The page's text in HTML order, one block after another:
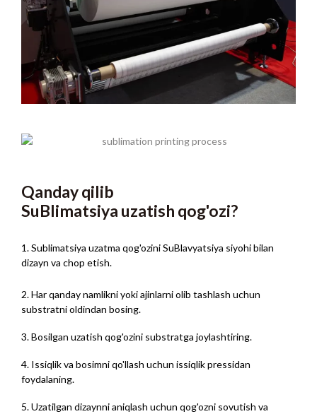
Qanday qilib
SuBlimatsiya uzatish qog'ozi?
1. Sublimatsiya uzatma qog'ozini SuBlavyatsiya siyohi bilan
dizayn va chop etish.
2. Har qanday namlikni yoki ajinlarni olib tashlash uchun
substratni oldindan bosing.
3. Bosilgan uzatish qog'ozini substratga joylashtiring.
4. Issiqlik va bosimni qo'llash uchun issiqlik pressidan
foydalaning.
5. Uzatilgan dizaynni aniqlash uchun qog'ozni sovutish va